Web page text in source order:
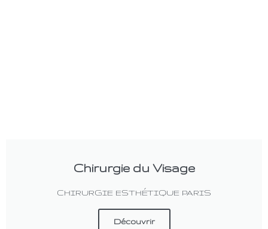
Chirurgie du Visage
CHIRURGIE ESTHÉTIQUE PARIS
Découvrir